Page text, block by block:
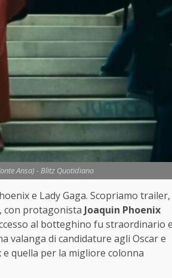
Ansa) - Blitz Quotidiano
e Lady Gaga. Scopriamo trailer,
con protagonista Joaquin Phoenix
al botteghino fu straordinario
valanga di candidature agli Oscar e
quella per la migliore colonna